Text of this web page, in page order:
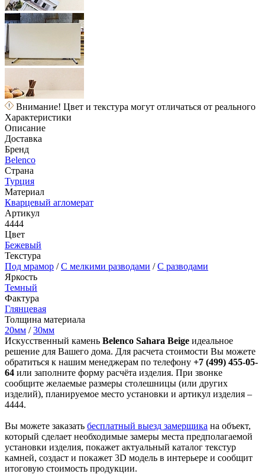
Внимание! Цвет и текстура могут отличаться от реального
Характеристики
Описание
Доставка
Бренд
Belenco
Страна
Турция
Материал
Кварцевый агломерат
Артикул
4444
Цвет
Бежевый
Текстура
Под мрамор /С мелкими разводами /С разводами
Яркость
Темный
Фактура
Глянцевая
Толщина материала
20мм /30мм
Искусственный камень Belenco Sahara Beige идеальное
решение для Вашего дома. Для расчета стоимости Вы можете
обратиться к нашим менеджерам по телефону +7 (499) 455-05-
64 или заполните форму расчёта изделия. При звонке
сообщите желаемые размеры столешницы (или других
изделий), планируемое место установки и артикул изделия –
4444.
Вы можете заказать бесплатный выезд замерщика на объект,
который сделает необходимые замеры места предполагаемой
установки изделия, покажет актуальный каталог текстур
камней, создаст и покажет 3D модель в интерьере и сообщит
итоговую стоимость продукции.